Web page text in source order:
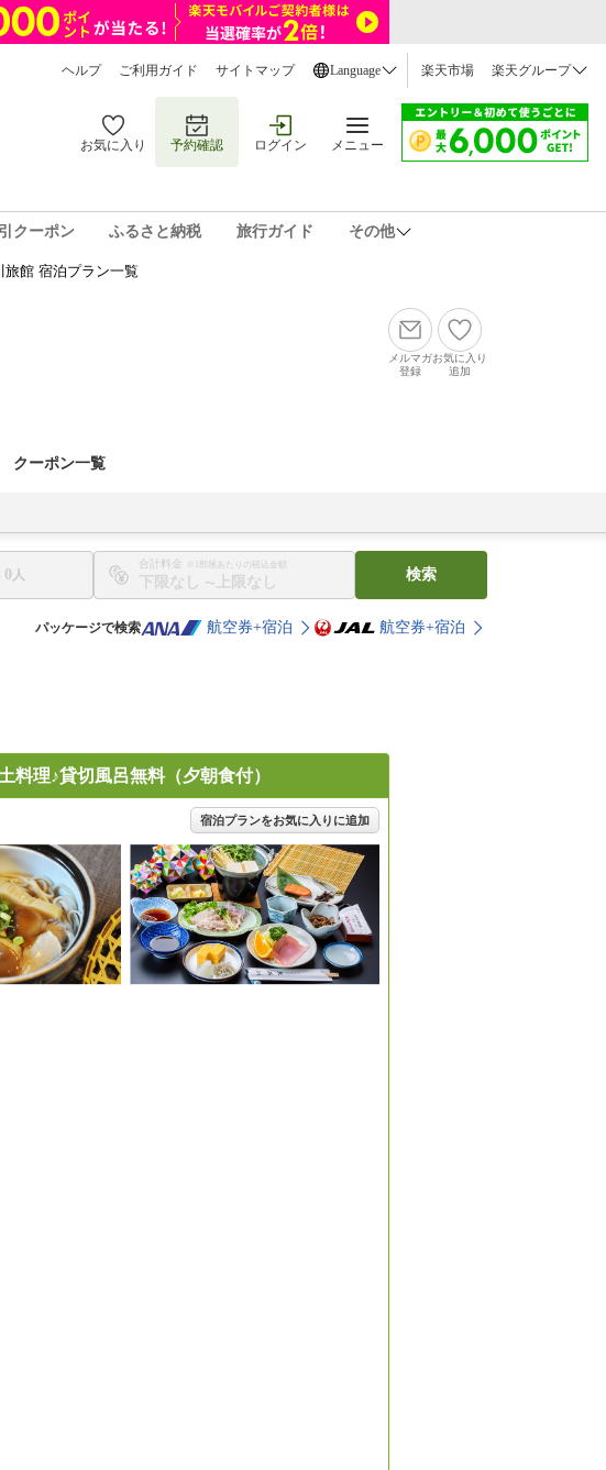
ヘルプ ご利用ガイド サイトマップ Language 楽天市場 楽天グループ
お気に入り 予約確認 ログイン メニュー
クーポン ふるさと納税 旅行ガイド その他
館 宿泊プラン一覧
メルマガ
登録
お気に入り
追加
クーポン一覧
0
合計料金 ※1部屋あたりの税込金額
〜
検索
パッケージで検索 航空券+宿泊 航空券+宿泊
料理♪貸切風呂無料（夕朝食付）
宿泊プランをお気に入りに追加